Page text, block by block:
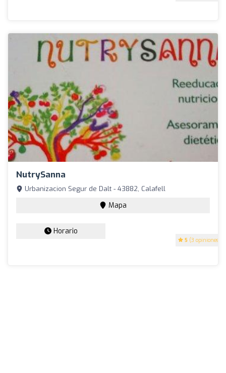
NutrySanna
5 (3 opiniones)
Urbanizacion Segur de Dalt - 43882, Calafell
Mapa
Horario